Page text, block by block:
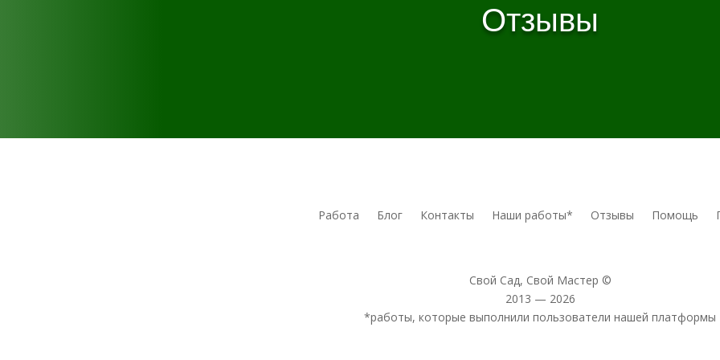
Отзывы
Работа Блог Контакты Наши работы* Отзывы Помощь
Свой Сад, Свой Мастер ©
2013 — 2026
*работы, которые выполнили пользователи нашей платформы